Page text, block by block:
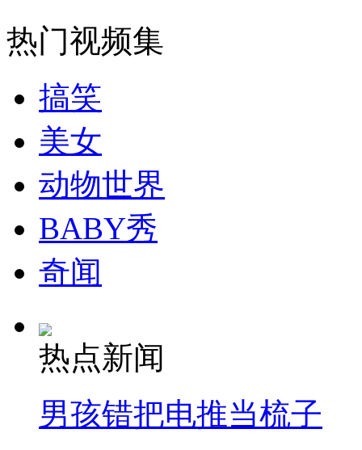
消防员救轻生者
纽约上演“枕头大战”
热门视频集
搞笑
美女
动物世界
BABY秀
奇闻
热点新闻
男孩错把电推当梳子